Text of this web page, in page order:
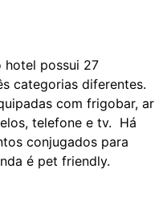
hotel possui 27
categorias diferentes.
com frigobar, ar
telefone e tv. Há
conjugados para
é pet friendly.